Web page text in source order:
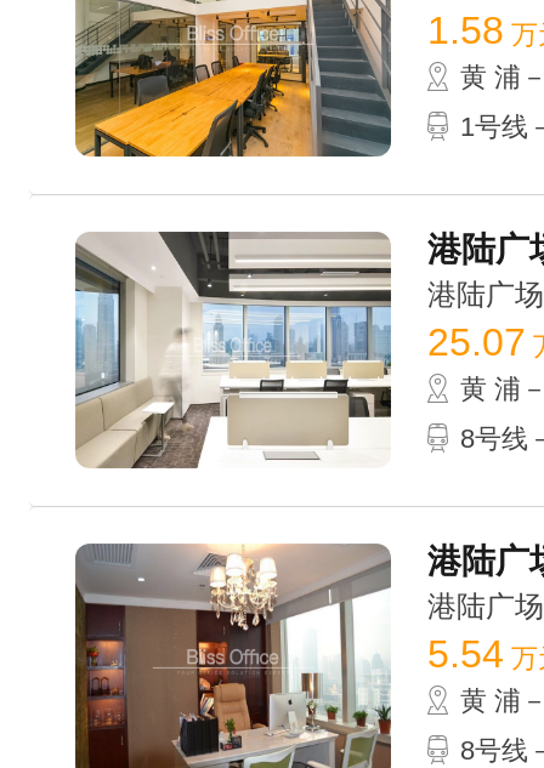
1.58 万
黄 浦
1号线
港陆广
港陆广
25.07
黄 浦
8号线
港陆广
港陆广
5.54 万
黄 浦
8号线